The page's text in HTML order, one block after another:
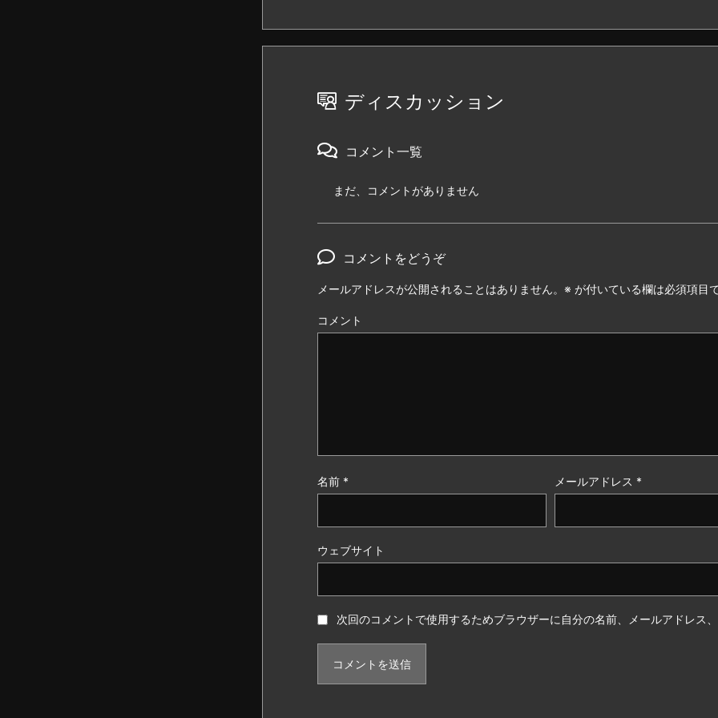
ディスカッション
コメント一覧
まだ、コメントがありません
コメントをどうぞ
メールアドレスが公開されることはありません。 ※ が付いている欄は必須項目
コメント
名前 * メールアドレス *
ウェブサイト
次回のコメントで使用するためブラウザーに自分の名前、メールアドレス